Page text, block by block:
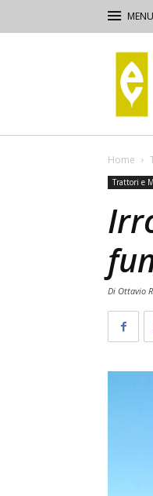
Terra
e
Vita
Home
Trattori e
Di Ottavio